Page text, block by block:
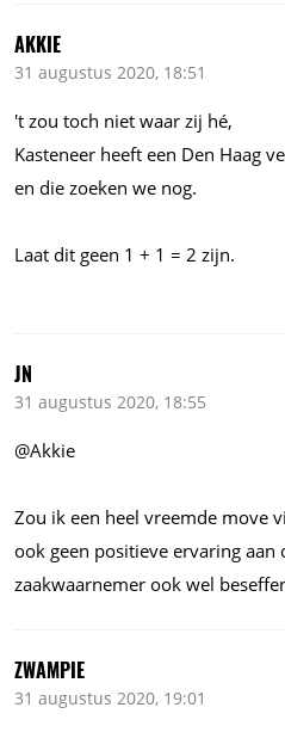
AKKIE
31 augustus 2020, 18:51
't zou toch niet waar zij hé,
Kasteneer heeft een Den Haag
en die zoeken we nog.
Laat dit geen 1 + 1 = 2 zijn.
JN
31 augustus 2020, 18:55
@Akkie
Zou ik een heel vreemde move
ook geen positieve ervaring aan
zaakwaarnemer ook wel
ZWAMPIE
31 augustus 2020, 19:01